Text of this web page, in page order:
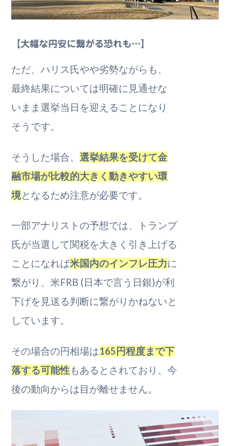
【大幅な円安に繋がる恐れも…】
ただ、ハリス氏やや劣勢ながらも、
最終結果については明確に見通せな
いまま選挙当日を迎えることになり
そうです。
そうした場合、選挙結果を受けて金
融市場が比較的大きく動きやすい環
境となるため注意が必要です。
一部アナリストの予想では、トランプ
氏が当選して関税を大きく引き上げる
ことになれば米国内のインフレ圧力に
繋がり、米FRB (日本で言う日銀)が利
下げを見送る判断に繋がりかねないと
しています。
その場合の円相場は165円程度まで下
落する可能性もあるとされており、今
後の動向からは目が離せません。